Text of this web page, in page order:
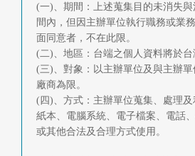
(一)、期間：上述蒐集目的未消失
間內，但因主辦單位執行職務或業
面同意者，不在此限。
(二)、地區：台端之個人資料將於台
(三)、對象：以主辦單位及與主辦
廠商為限。
(四)、方式：主辦單位蒐集、處理
紙本、電腦系統、電子檔案、電話
或其他合法及合理方式使用。